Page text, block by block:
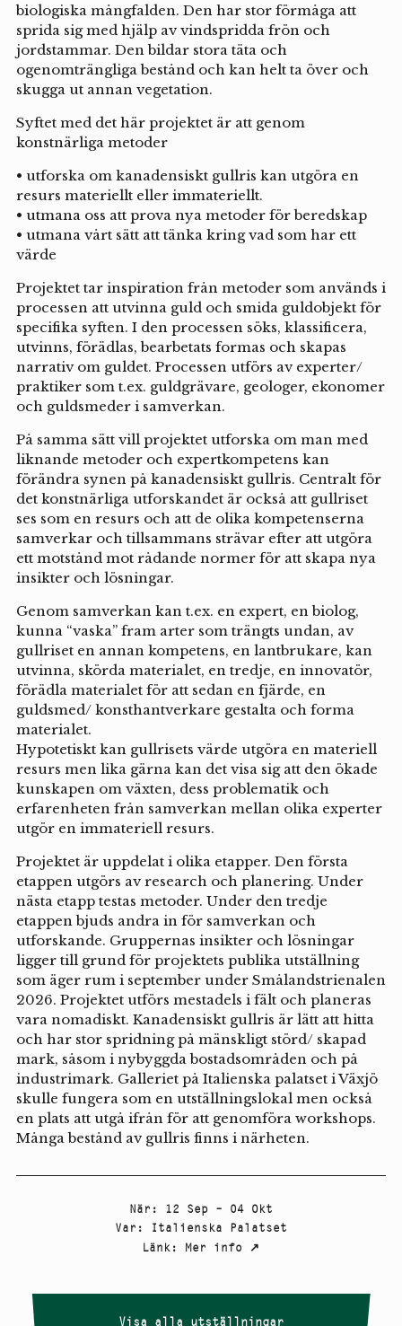
biologiska mångfalden. Den har stor förmåga att
sprida sig med hjälp av vindspridda frön och
jordstammar. Den bildar stora täta och
ogenomträngliga bestånd och kan helt ta över och
skugga ut annan vegetation.
Syftet med det här projektet är att genom
konstnärliga metoder
• utforska om kanadensiskt gullris kan utgöra en
resurs materiellt eller immateriellt.
• utmana oss att prova nya metoder för beredskap
• utmana vårt sätt att tänka kring vad som har ett
värde
Projektet tar inspiration från metoder som används i
processen att utvinna guld och smida guldobjekt för
specifika syften. I den processen söks, klassificera,
utvinns, förädlas, bearbetats formas och skapas
narrativ om guldet. Processen utförs av experter/
praktiker som t.ex. guldgrävare, geologer, ekonomer
och guldsmeder i samverkan.
På samma sätt vill projektet utforska om man med
liknande metoder och expertkompetens kan
förändra synen på kanadensiskt gullris. Centralt för
det konstnärliga utforskandet är också att gullriset
ses som en resurs och att de olika kompetenserna
samverkar och tillsammans strävar efter att utgöra
ett motstånd mot rådande normer för att skapa nya
insikter och lösningar.
Genom samverkan kan t.ex. en expert, en biolog,
kunna “vaska” fram arter som trängts undan, av
gullriset en annan kompetens, en lantbrukare, kan
utvinna, skörda materialet, en tredje, en innovatör,
förädla materialet för att sedan en fjärde, en
guldsmed/ konsthantverkare gestalta och forma
materialet.
Hypotetiskt kan gullrisets värde utgöra en materiell
resurs men lika gärna kan det visa sig att den ökade
kunskapen om växten, dess problematik och
erfarenheten från samverkan mellan olika experter
utgör en immateriell resurs.
Projektet är uppdelat i olika etapper. Den första
etappen utgörs av research och planering. Under
nästa etapp testas metoder. Under den tredje
etappen bjuds andra in för samverkan och
utforskande. Gruppernas insikter och lösningar
ligger till grund för projektets publika utställning
som äger rum i september under Smålandstrienalen
2026. Projektet utförs mestadels i fält och planeras
vara nomadiskt. Kanadensiskt gullris är lätt att hitta
och har stor spridning på mänskligt störd/ skapad
mark, såsom i nybyggda bostadsområden och på
industrimark. Galleriet på Italienska palatset i Växjö
skulle fungera som en utställningslokal men också
en plats att utgå ifrån för att genomföra workshops.
Många bestånd av gullris finns i närheten.
När : 12 Sep – 04 Okt
Var :
Italienska Palatset
Länk: Mer info ↗
Visa alla utställningar